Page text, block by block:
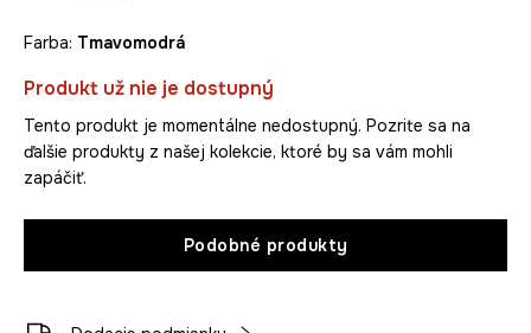
Farba: tmavomodrá
Produkt už nie je dostupný
Tento produkt je momentálne nedostupný. Pozrite sa na
ďalšie produkty z našej kolekcie, ktoré by sa vám mohli
zapáčiť.
Podobné produkty